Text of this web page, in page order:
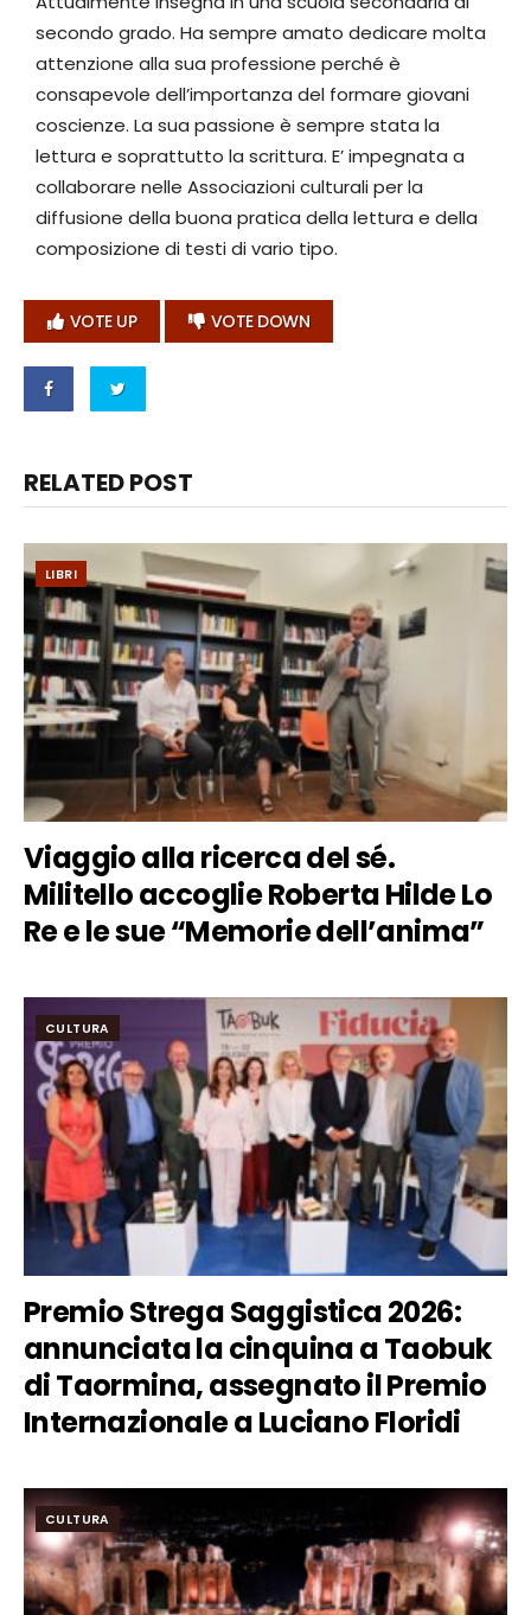
secondo grado. Ha sempre amato dedicare molta
attenzione alla sua professione perché è
consapevole dell’importanza del formare giovani
coscienze. La sua passione è sempre stata la
lettura e soprattutto la scrittura. E’ impegnata a
collaborare nelle Associazioni culturali per la
diffusione della buona pratica della lettura e della
composizione di testi di vario tipo.
VOTE UP VOTE DOWN
RELATED POST
LIBRI
Viaggio alla ricerca del sé.
Militello accoglie Roberta Hilde Lo
Re e le sue “Memorie dell’anima”
CULTURA
Premio Strega Saggistica 2026:
annunciata la cinquina a Taobuk
di Taormina, assegnato il Premio
Internazionale a Luciano Floridi
CULTURA